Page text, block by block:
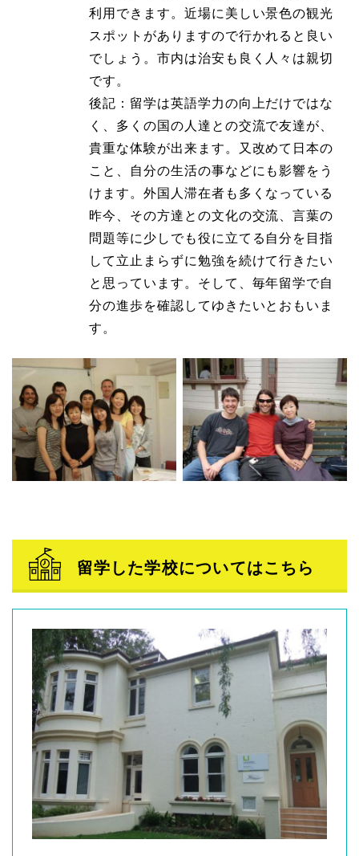
利用できます。近場に美しい景色の観光
スポットがありますので行かれると良い
でしょう。市内は治安も良く人々は親切
です。
後記：留学は英語学力の向上だけではな
く、多くの国の人達との交流で友達が、
貴重な体験が出来ます。又改めて日本の
こと、自分の生活の事などにも影響をう
けます。外国人滞在者も多くなっている
昨今、その方達との文化の交流、言葉の
問題等に少しでも役に立てる自分を目指
して立止まらずに勉強を続けて行きたい
と思っています。そして、毎年留学で自
分の進歩を確認してゆきたいとおもいま
す。
留学した学校についてはこちら